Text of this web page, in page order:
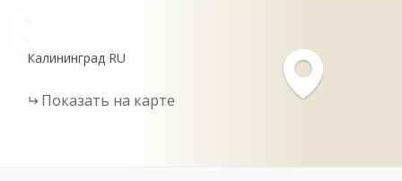
Калининград RU
Показать на карте